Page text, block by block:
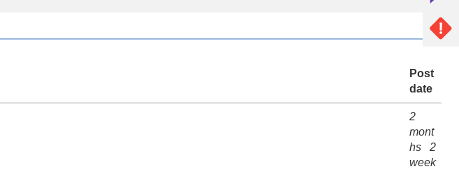
Post
date
2
mont
hs 2
week